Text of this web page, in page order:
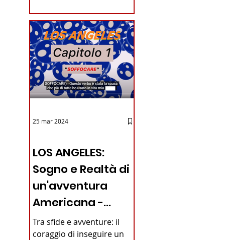
Connecticut
Alfonso...
LOS ANGELES:
Sogno e Realtà di
un'avventura
Americana -
VIDEO
Tra sfide e avventure: il
coraggio di inseguire un
25 mar 2024